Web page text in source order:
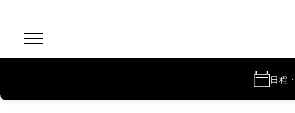
日程